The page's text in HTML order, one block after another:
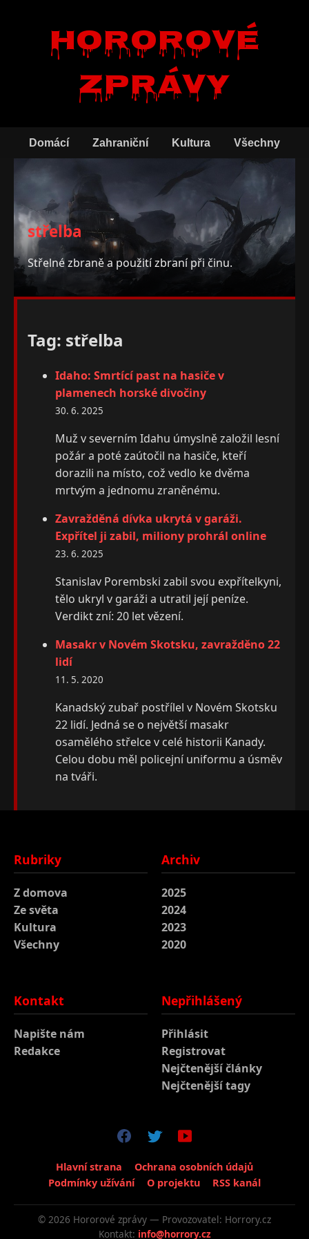
Hororové
zprávy
Domácí Zahraniční Kultura Všechny
střelba
Střelné zbraně a použití zbraní při činu.
Tag: střelba
Idaho: Smrtící past na hasiče v
plamenech horské divočiny
30. 6. 2025
Muž v severním Idahu úmyslně založil lesní
požár a poté zaútočil na hasiče, kteří
dorazili na místo, což vedlo ke dvěma
mrtvým a jednomu zraněnému.
Zavražděná dívka ukrytá v garáži.
Expřítel ji zabil, miliony prohrál online
23. 6. 2025
Stanislav Porembski zabil svou expřítelkyni,
tělo ukryl v garáži a utratil její peníze.
Verdikt zní: 20 let vězení.
Masakr v Novém Skotsku, zavražděno 22
lidí
11. 5. 2020
Kanadský zubař postřílel v Novém Skotsku
22 lidí. Jedná se o největší masakr
osamělého střelce v celé historii Kanady.
Celou dobu měl policejní uniformu a úsměv
na tváři.
Rubriky
Z domova
Ze světa
Kultura
Všechny
Archiv
2025
2024
2023
2020
Kontakt
Napište nám
Redakce
Nepřihlášený
Přihlásit
Registrovat
Nejčtenější články
Nejčtenější tagy
Hlavní strana
Ochrana osobních údajů
Podmínky užívání
O projektu RSS kanál
© 2026 Hororové zprávy — Provozovatel: Horrory.cz
Kontakt: info@horrory.cz